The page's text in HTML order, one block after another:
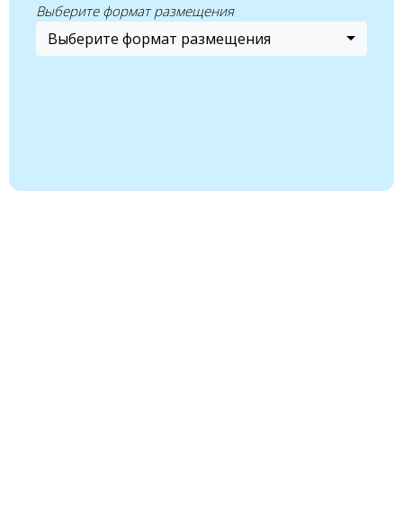
Выберите формат размещения
Выберите формат размещения